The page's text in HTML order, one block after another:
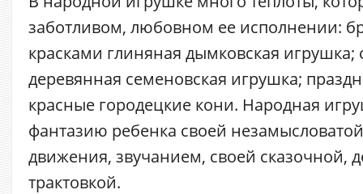
заботливом, любовном ее исполнении:
красками глиняная дымковская игрушка;
деревянная семеновская игрушка;
красные городецкие кони. Народная
фантазию ребенка своей
движения, звучанием, своей сказочной,
трактовкой.